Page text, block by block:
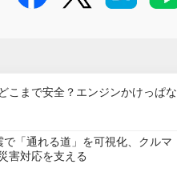
こまで安全？エンジンかけっぱな
「通れる道」を可視化、クルマ
害対応を支える